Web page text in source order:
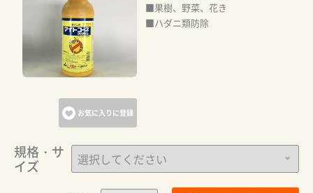
お気に入りに登録
■果樹、野菜、花き
■ハダニ類防除
規格・サ
イズ